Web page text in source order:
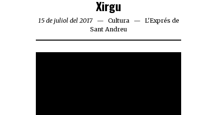
Xirgu
15 de juliol del 2017 Cultura
L'Exprés de
Sant Andreu